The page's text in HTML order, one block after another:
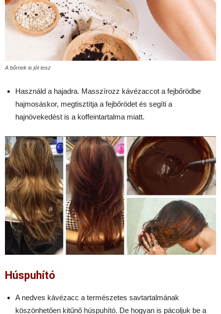
A bőrnek is jót tesz
Használd a hajadra. Masszírozz kávézaccot a fejbőrödbe
hajmosáskor, megtisztítja a fejbőrödet és segíti a
hajnövekedést is a koffeintartalma miatt.
Húspuhító
A nedves kávézacc a természetes savtartalmának
köszönhetően kitűnő húspuhító. De hogyan is pácoljuk be a